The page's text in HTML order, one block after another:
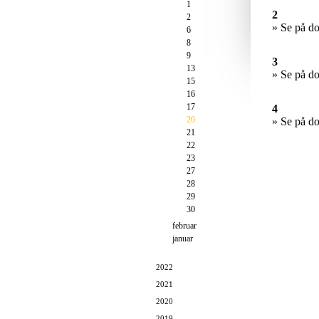
1
2
6
8
9
13
15
16
17
20
21
22
23
27
28
29
30
februar
januar
2022
2021
2020
2
» Se på
3
» Se på
4
» Se på